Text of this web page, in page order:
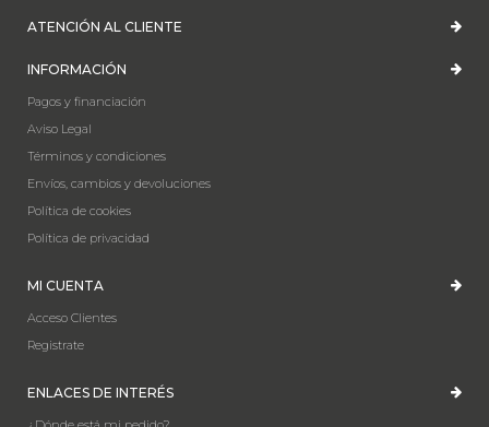
ATENCIÓN AL CLIENTE
INFORMACIÓN
Pagos y financiación
Aviso Legal
Términos y condiciones
Envíos, cambios y devoluciones
Política de cookies
Política de privacidad
MI CUENTA
Acceso Clientes
Registrate
ENLACES DE INTERÉS